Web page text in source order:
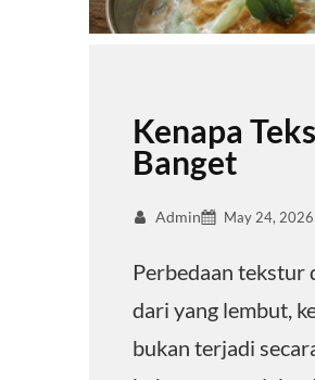
Kenapa
Banget
Admin May 24, 2026
Perbedaan tekstur
dari yang lembut,
bukan terjadi